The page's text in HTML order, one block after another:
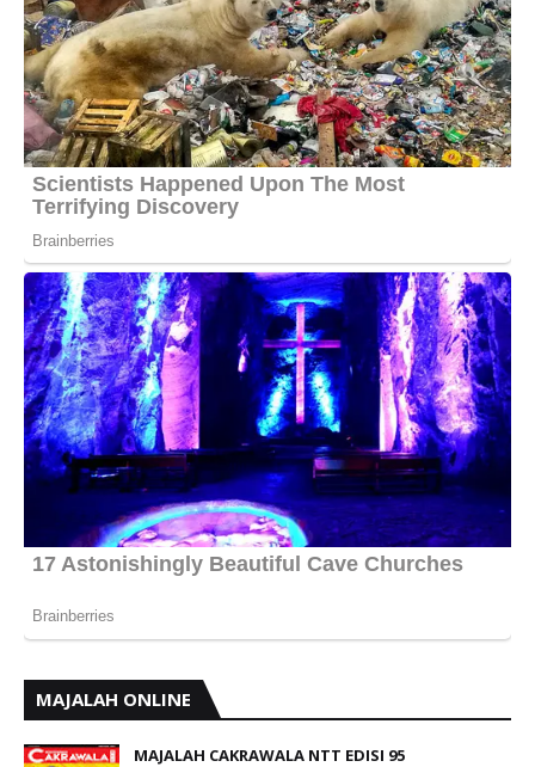
MAJALAH ONLINE
MAJALAH CAKRAWALA NTT EDISI 95